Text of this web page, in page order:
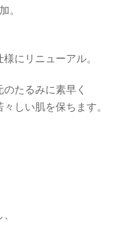
。
にリニューアル。
たるみに素早く
しい肌を保ちます。